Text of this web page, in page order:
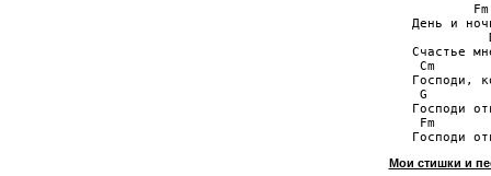
День и
Счастье
Cm
Господи,
G
Господи
Fm
Мои стишки и